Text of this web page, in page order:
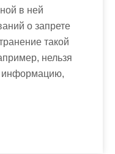
в ней
о запрете
такой
нельзя
информацию,